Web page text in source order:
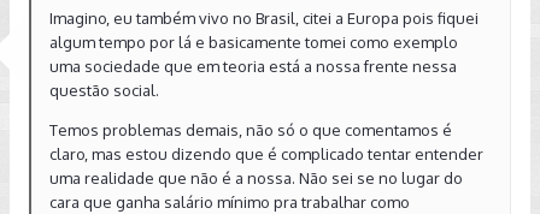
Imagino, eu também vivo no Brasil, citei a Europa pois fiquei
algum tempo por lá e basicamente tomei como exemplo
uma sociedade que em teoria está a nossa frente nessa
questão social.
Temos problemas demais, não só o que comentamos é
claro, mas estou dizendo que é complicado tentar entender
uma realidade que não é a nossa. Não sei se no lugar do
cara que ganha salário mínimo pra trabalhar como